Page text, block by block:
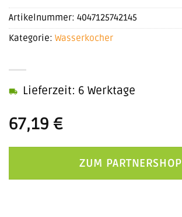
67,19 €
Lieferzeit: 6 Werktage
ZUM PARTNERSHOP
Artikelnummer: 4047125742145
Kategorie: Wasserkocher